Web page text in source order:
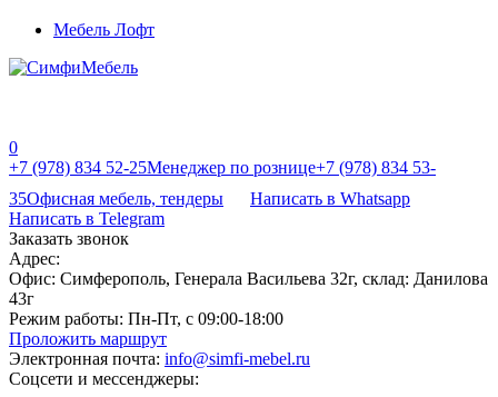
Мебель Лофт
0
+7 (978) 834 52-25Менеджер по рознице+7 (978) 834 53-
35Офисная мебель, тендеры
Написать в Whatsapp
Написать в Telegram
Заказать звонок
Адрес:
Офис: Симферополь, Генерала Васильева 32г, склад: Данилова
43г
Режим работы: Пн-Пт, с 09:00-18:00
Проложить маршрут
Электронная почта: info@simfi-mebel.ru
Соцсети и мессенджеры: